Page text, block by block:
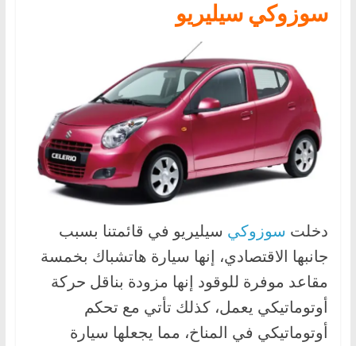
سوزوكي سيليريو
دخلت سوزوكي سيليريو في قائمتنا بسبب
جانبها الاقتصادي، إنها سيارة هاتشباك بخمسة
مقاعد موفرة للوقود إنها مزودة بناقل حركة
أوتوماتيكي يعمل، كذلك تأتي مع تحكم
أوتوماتيكي في المناخ، مما يجعلها سيارة